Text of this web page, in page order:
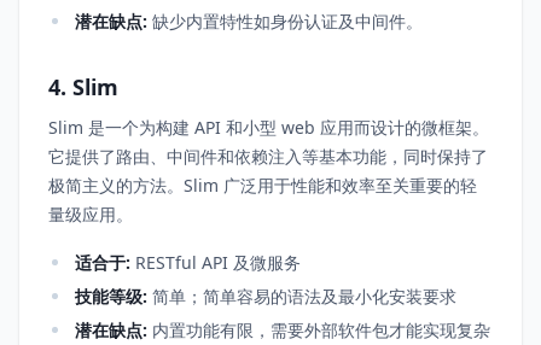
潜在缺点: 缺少内置特性如身份认证及中间件。
4. Slim
Slim 是一个为构建 API 和小型 web 应用而设计的微框架。
它提供了路由、中间件和依赖注入等基本功能，同时保持了
极简主义的方法。Slim 广泛用于性能和效率至关重要的轻
量级应用。
适合于: RESTful API 及微服务
技能等级: 简单；简单容易的语法及最小化安装要求
潜在缺点: 内置功能有限，需要外部软件包才能实现复杂